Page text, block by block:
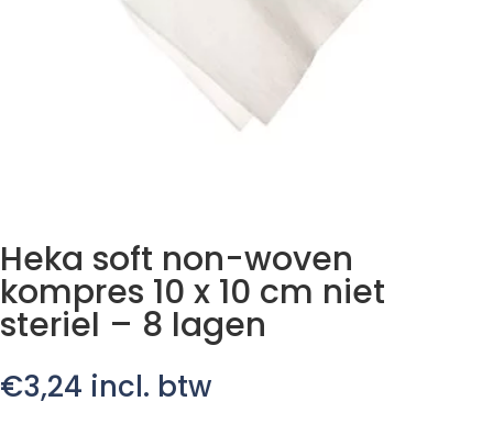
Heka soft non-woven
kompres 10 x 10 cm niet
steriel – 8 lagen
€3,24 incl. btw